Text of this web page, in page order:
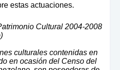
estas actuaciones.
Cultural 2004-2008
culturales contenidas en
en ocasión del Censo del